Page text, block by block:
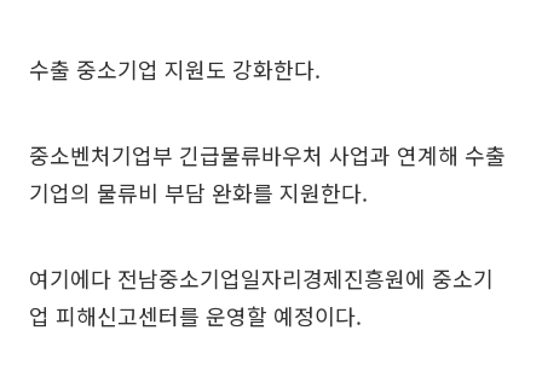
수출 중소기업 지원도 강화한다.
중소벤처기업부 긴급물류바우처 사업과 연계해 수출
기업의 물류비 부담 완화를 지원한다.
여기에다 전남중소기업일자리경제진흥원에 중소기
업 피해신고센터를 운영할 예정이다.